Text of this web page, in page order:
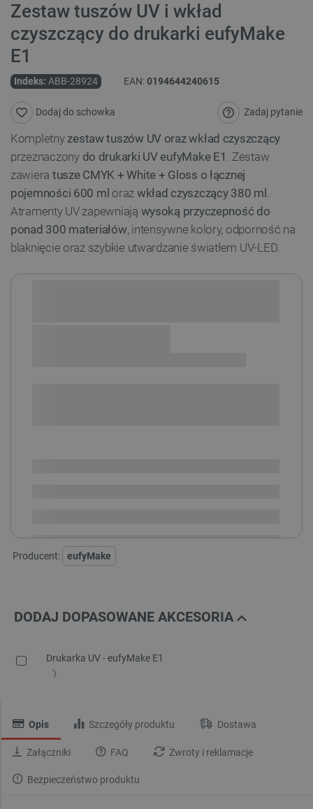
Zestaw tuszów UV i wkład
czyszczący do drukarki eufyMake
E1
Indeks: ABB-28924 EAN:0194644240615
Zadaj pytanie
Dodaj do schowka
Kompletnyzestaw tuszów UV oraz wkład czyszczący
przeznaczony do drukarki UV eufyMake E1 . Zestaw
zawiera tusze CMYK + White + Gloss o łącznej
pojemności 600 ml oraz wkład czyszczący 380 ml .
Atramenty UV zapewniają wysoką przyczepność do
ponad 300 materiałów, intensywne kolory, odporność na
blaknięcie oraz szybkie utwardzanie światłem UV-LED.
Producent: eufyMake
DODAJ DOPASOWANE AKCESORIA
Drukarka UV - eufyMake E1
Opis Szczegóły produktu Dostawa
Załączniki FAQ Zwroty i reklamacje
Bezpieczeństwo produktu